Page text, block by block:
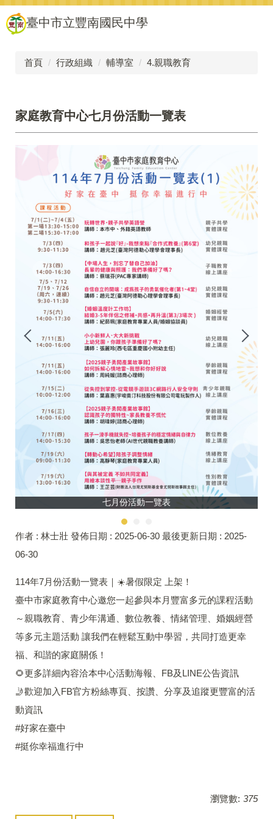
跳
到
主
臺中市立豐南國民中學
首頁 行政組織 輔導室 4.親職教育
家庭教育中心七月份活動一覽表
七月份活動一覽表
作者 : 林士壯 發佈日期 : 2025-06-30 最後更新日期 : 2025-
06-30
114年7月份活動一覽表｜☀️暑假限定 上架！
臺中市家庭教育中心邀您一起參與本月豐富多元的課程活動
～親職教育、青少年溝通、數位教養、情緒管理、婚姻經營
等多元主題活動 讓我們在輕鬆互動中學習，共同打造更幸
福、和諧的家庭關係！
🌻更多詳細內容洽本中心活動海報、FB及LINE公告資訊
🤳歡迎加入FB官方粉絲專頁、按讚、分享及追蹤更豐富的活
動資訊
#好家在臺中
#挺你幸福進行中
瀏覽數: 375